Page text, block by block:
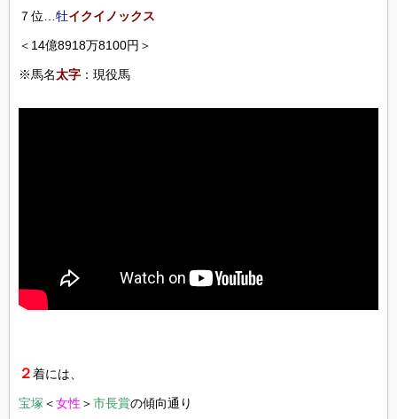
７位… 牡イクイノックス
＜14億8918万8100円＞
※馬名太字 ：現役馬
２着には、
宝塚 ＜女性 ＞市長賞の傾向通り